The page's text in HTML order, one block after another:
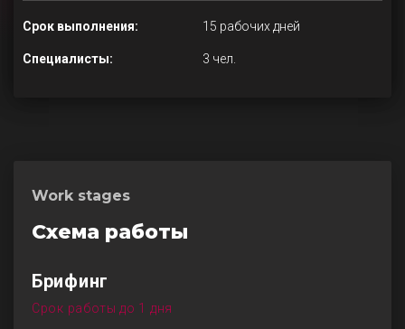
Срок выполнения: 15 рабочих дней
Специалисты: 3 чел.
Work stages
Схема работы
Брифинг
Срок работы до 1 дня